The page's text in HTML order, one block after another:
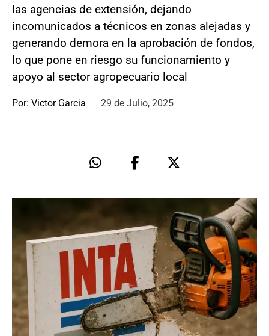
las agencias de extensión, dejando
incomunicados a técnicos en zonas alejadas y
generando demora en la aprobación de fondos,
lo que pone en riesgo su funcionamiento y
apoyo al sector agropecuario local
Por: Victor Garcia 29 de Julio, 2025